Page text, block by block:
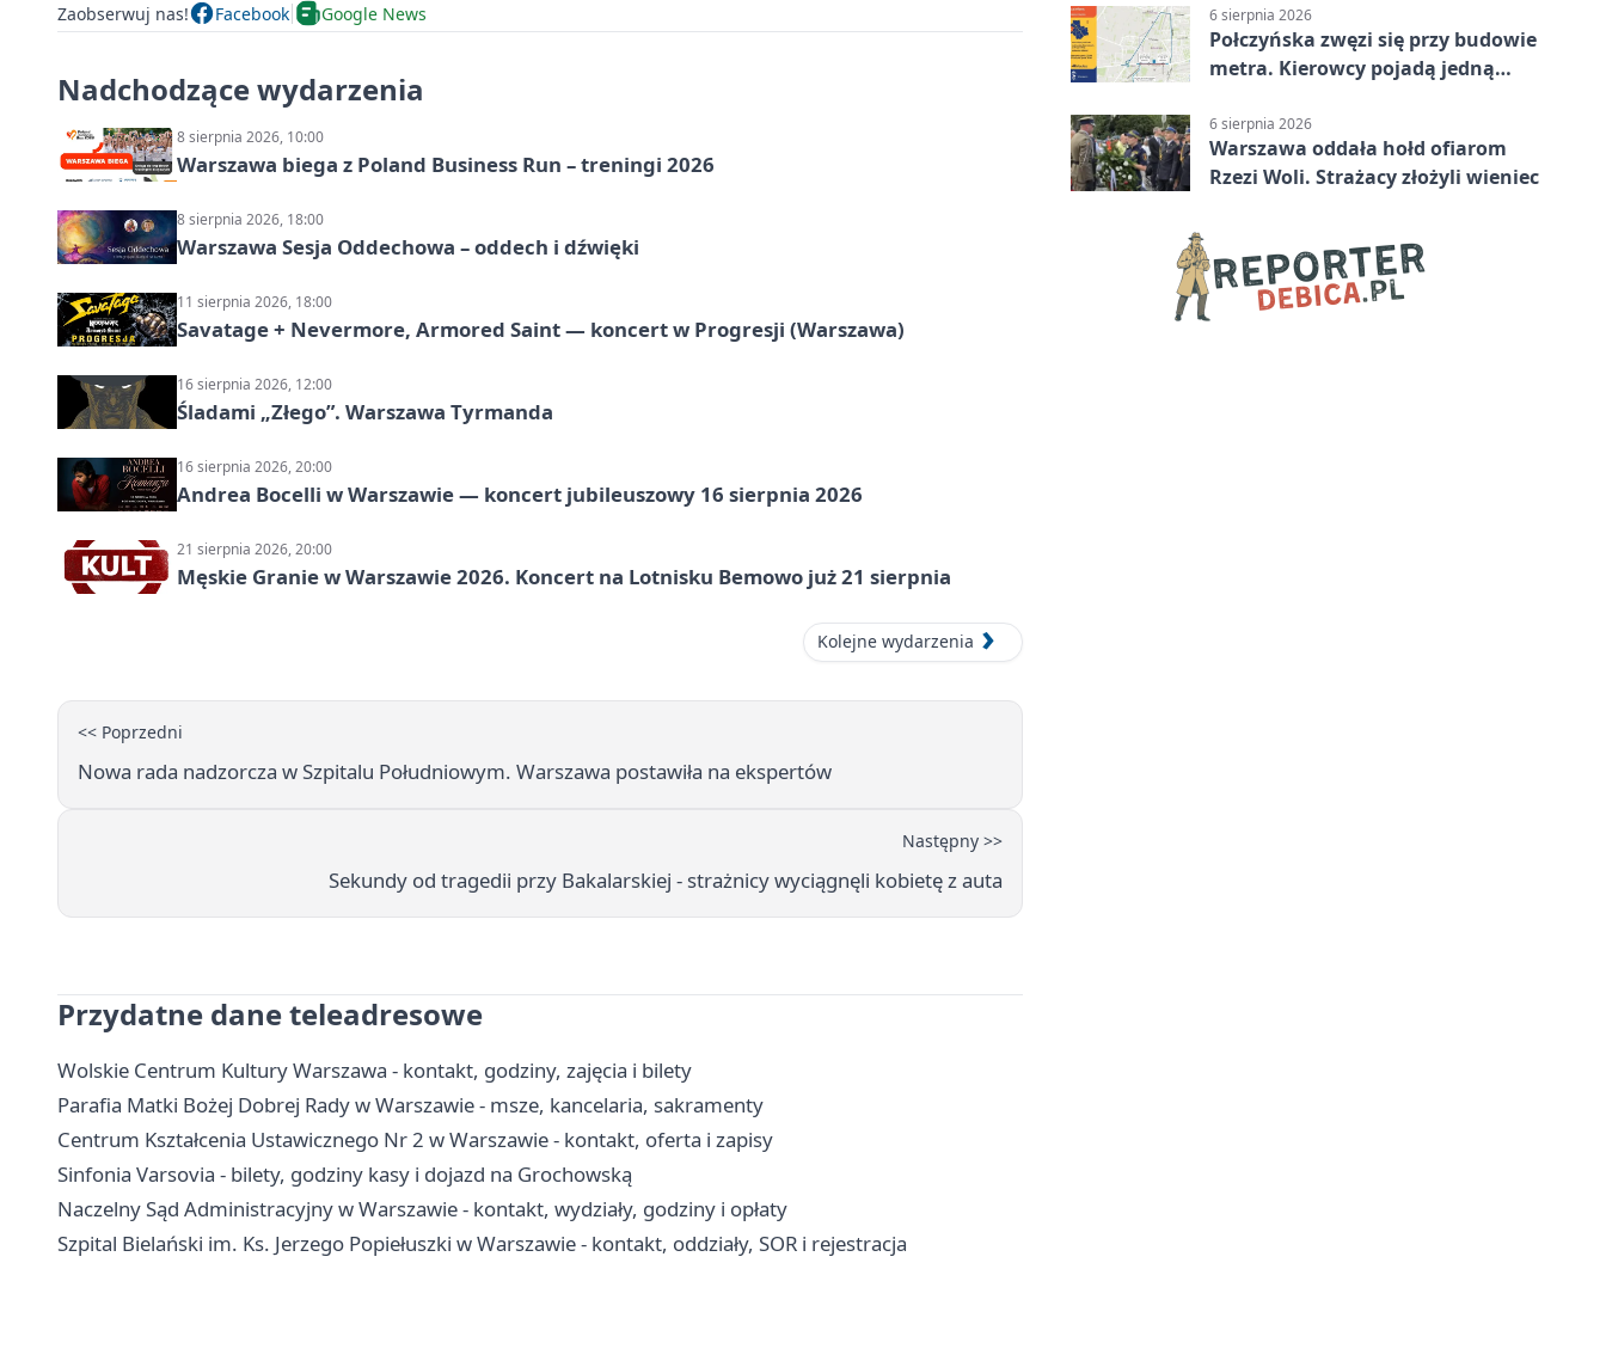
Zaobserwuj nas! Facebook Google News
Nadchodzące wydarzenia
8 sierpnia 2026, 10:00
Warszawa biega z Poland Business Run – treningi 2026
8 sierpnia 2026, 18:00
Warszawa Sesja Oddechowa – oddech i dźwięki
11 sierpnia 2026, 18:00
Savatage + Nevermore, Armored Saint — koncert w Progresji (Warszawa)
16 sierpnia 2026, 12:00
Śladami „Złego”. Warszawa Tyrmanda
16 sierpnia 2026, 20:00
Andrea Bocelli w Warszawie — koncert jubileuszowy 16 sierpnia 2026
21 sierpnia 2026, 20:00
Męskie Granie w Warszawie 2026. Koncert na Lotnisku Bemowo już 21 sierpnia
Kolejne wydarzenia
<< Poprzedni
Nowa rada nadzorcza w Szpitalu Południowym. Warszawa postawiła na ekspertów
Następny >>
Sekundy od tragedii przy Bakalarskiej - strażnicy wyciągnęli kobietę z auta
Przydatne dane teleadresowe
Wolskie Centrum Kultury Warszawa - kontakt, godziny, zajęcia i bilety
Parafia Matki Bożej Dobrej Rady w Warszawie - msze, kancelaria, sakramenty
Centrum Kształcenia Ustawicznego Nr 2 w Warszawie - kontakt, oferta i zapisy
Sinfonia Varsovia - bilety, godziny kasy i dojazd na Grochowską
Naczelny Sąd Administracyjny w Warszawie - kontakt, wydziały, godziny i opłaty
Szpital Bielański im. Ks. Jerzego Popiełuszki w Warszawie - kontakt, oddziały, SOR i rejestracja
6 sierpnia 2026
Połczyńska zwęzi się przy budowie
metra. Kierowcy pojadą jedną
6 sierpnia 2026
Warszawa oddała hołd ofiarom
Rzezi Woli. Strażacy złożyli wieniec